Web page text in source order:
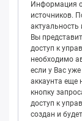
Информация
источников.
Вы
доступ к
необходимо
если у Вас
аккаунта еще
кнопку
доступ к
создан и